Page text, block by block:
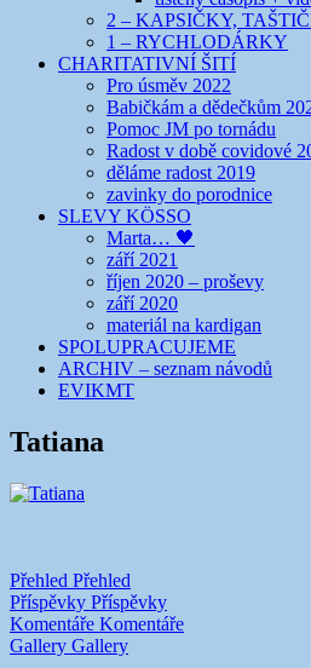
2 – KAPSIČKY,
1 – RYCHLODÁRKY
CHARITATIVNÍ ŠITÍ
Pro úsměv 2022
Babičkám a dědečkům
Pomoc JM po tornádu
Radost v době covidové
děláme radost 2019
zavinky do porodnice
SLEVY KÖSSO
Marta… 🖤
září 2021
říjen 2020 – proševy
září 2020
materiál na kardigan
SPOLUPRACUJEME
ARCHIV – seznam návodů
EVIKMT
Tatiana
Přehled Přehled
Příspěvky Příspěvky
Komentáře Komentáře
Gallery Gallery